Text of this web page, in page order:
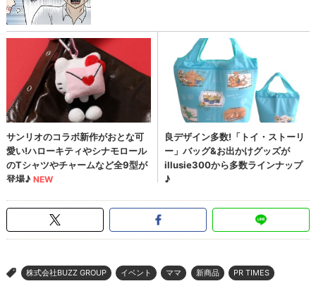
> 株式会社BUZZ GROUP イベント ママ 新商品 PR TIMES